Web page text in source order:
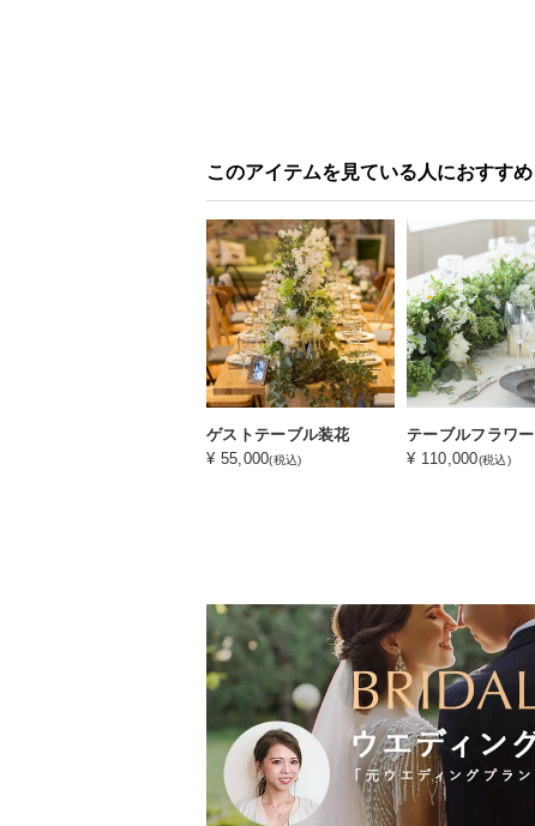
このアイテムを見ている人におすすめ
ゲストテーブル装花
¥ 55,000(税込)
テーブルフラワー
¥ 110,000(税込)